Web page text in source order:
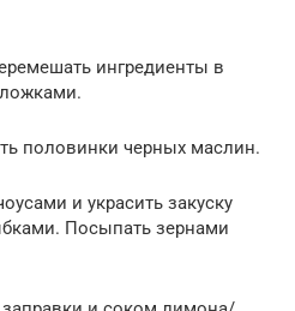
ингредиенты в
половинки черных маслин.
и украсить закуску
Посыпать зернами